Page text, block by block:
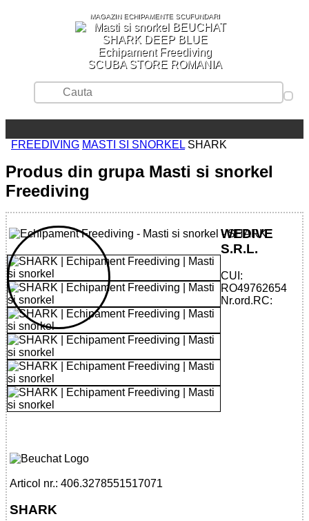
MAGAZIN ECHIPAMENTE SCUFUNDARI
SCUBA STORE ROMANIA
FREEDIVING MASTI SI SNORKEL SHARK
Produs din grupa Masti si snorkel
Freediving
Articol nr.: 406.3278551517071
SHARK
WEDIVE
S.R.L.
CUI:
RO49762654
Nr.ord.RC: